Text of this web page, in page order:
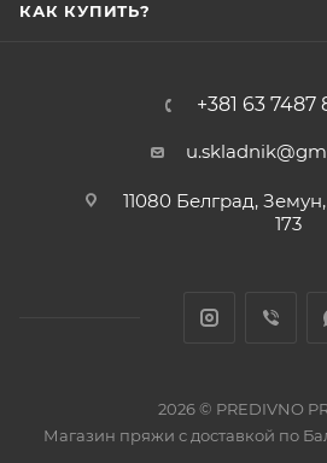
КАК КУПИТЬ?
+381 63 7487
11080 Белград,
173
2026 © PREDIVNO
Магазин пряжи с доставкой по